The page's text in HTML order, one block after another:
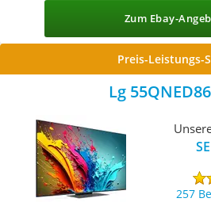
Zum Ebay-
Preis-Leistungs-
Lg
257